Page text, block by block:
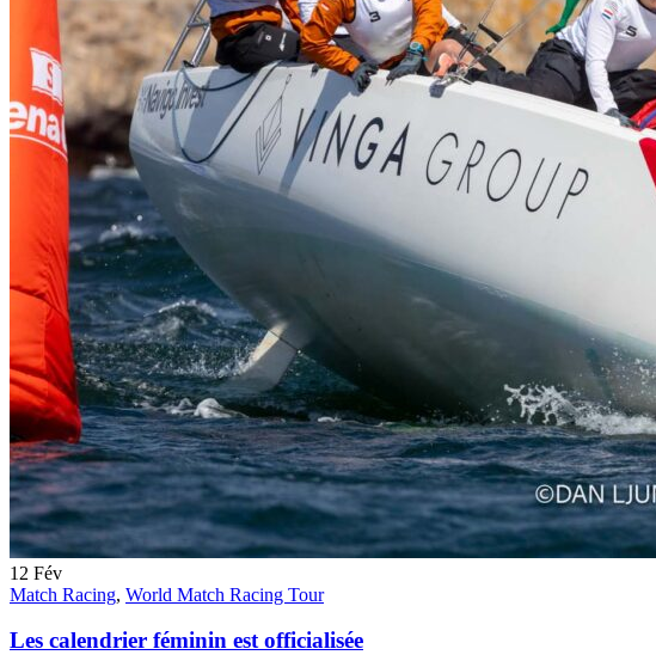
12 Fév
Match Racing, World Match Racing Tour
Les calendrier féminin est officialisée